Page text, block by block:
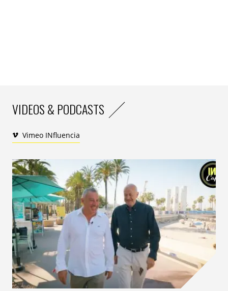
VIDEOS & PODCASTS
Vimeo INfluencia